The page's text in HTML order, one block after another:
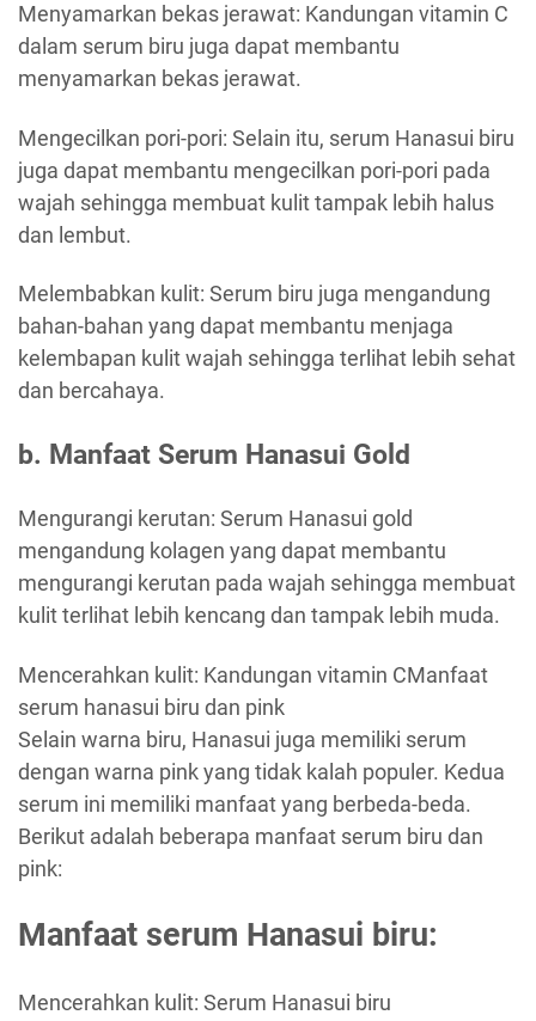
Menyamarkan bekas jerawat: Kandungan vitamin C
dalam serum biru juga dapat membantu
menyamarkan bekas jerawat.
Mengecilkan pori-pori: Selain itu, serum Hanasui biru
juga dapat membantu mengecilkan pori-pori pada
wajah sehingga membuat kulit tampak lebih halus
dan lembut.
Melembabkan kulit: Serum biru juga mengandung
bahan-bahan yang dapat membantu menjaga
kelembapan kulit wajah sehingga terlihat lebih sehat
dan bercahaya.
b. Manfaat Serum Hanasui Gold
Mengurangi kerutan: Serum Hanasui gold
mengandung kolagen yang dapat membantu
mengurangi kerutan pada wajah sehingga membuat
kulit terlihat lebih kencang dan tampak lebih muda.
Mencerahkan kulit: Kandungan vitamin CManfaat
serum hanasui biru dan pink
Selain warna biru, Hanasui juga memiliki serum
dengan warna pink yang tidak kalah populer. Kedua
serum ini memiliki manfaat yang berbeda-beda.
Berikut adalah beberapa manfaat serum biru dan
pink:
Manfaat serum Hanasui biru:
Mencerahkan kulit: Serum Hanasui biru